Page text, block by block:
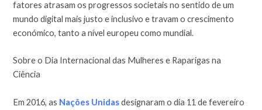
fatores atrasam os progressos societais no sentido de um
mundo digital mais justo e inclusivo e travam o crescimento
económico, tanto a nível europeu como mundial.
Sobre o Dia Internacional das Mulheres e Raparigas na
Ciência
Em 2016, as Nações Unidasdesignaram o dia 11 de fevereiro